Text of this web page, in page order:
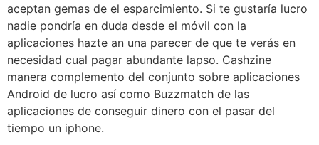
aceptan gemas de el esparcimiento. Si te gustaría lucro
nadie pondrí­a en duda desde el móvil con la
aplicaciones hazte an una parecer de que te verás en
necesidad cual pagar abundante lapso. Cashzine
manera complemento del conjunto sobre aplicaciones
Android de lucro así­ como Buzzmatch de las
aplicaciones de conseguir dinero con el pasar del
tiempo un iphone.